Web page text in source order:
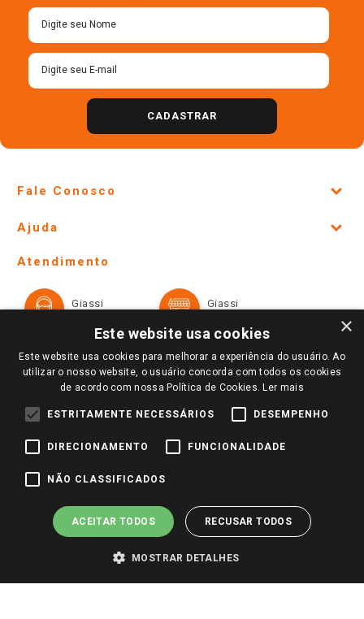
CADASTRAR
Fale Conosco
Lojas Físicas e Horários
Ofertas
Televendas
Notícias
Perguntas frequentes
Identidade Visual
Ajuda
Formas de Pagamento
Trocas e Devoluções
Atendimento
Giassi
Giassi
Redes Sociais
Pagamento e Segurança
×
Este website usa cookies
Este website usa cookies para melhorar a experiência do usuário. Ao
utilizar o nosso website, o usuário concorda com todos os cookies
de acordo com nossa Política de Cookies. Ler mais
ESTRITAMENTE NECESSÁRIOS DESEMPENHO
DIRECIONAMENTO FUNCIONALIDADE
NÃO CLASSIFICADOS
ACEITAR TODOS RECUSAR TODOS
MOSTRAR DETALHES